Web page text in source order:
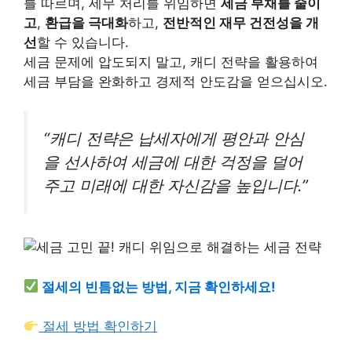
고, 환급을 극대화하고, 전반적인 재무 건전성을 개
선할 수 있습니다.
세금 문제에 압도되지 말고, 캐디 전략을 활용하여
세금 부담을 완화하고 경제적 안도감을 얻으십시오.
“캐디 전략은 납세자에게 평안과 안심
을 선사하여 세금에 대한 걱정을 덜어
주고 미래에 대한 자신감을 높입니다.”
절세의 빈틈없는 방법, 지금 확인하세요!
절세 방법 확인하기